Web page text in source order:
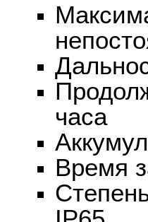
часа
Время